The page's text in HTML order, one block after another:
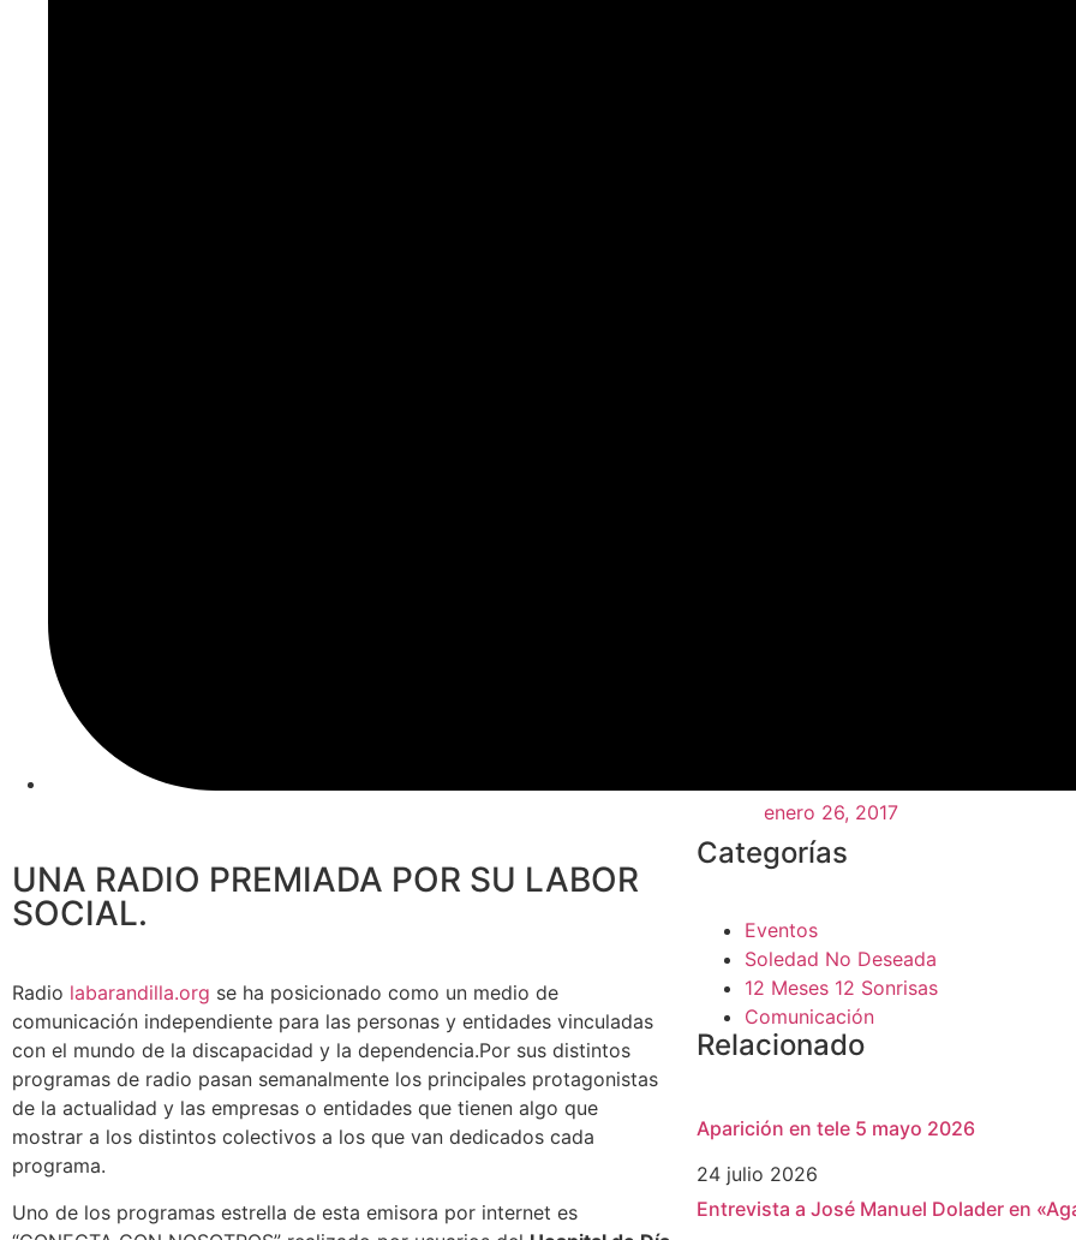
enero 26, 2017
UNA RADIO PREMIADA POR SU LABOR
SOCIAL.
Radio labarandilla.org se ha posicionado como un medio de
comunicación independiente para las personas y entidades vinculadas
con el mundo de la discapacidad y la dependencia.Por sus distintos
programas de radio pasan semanalmente los principales protagonistas
de la actualidad y las empresas o entidades que tienen algo que
mostrar a los distintos colectivos a los que van dedicados cada
programa.
Uno de los programas estrella de esta emisora por internet es
Categorías
Eventos
Soledad No Deseada
12 Meses 12 Sonrisas
Comunicación
Relacionado
Aparición en tele 5 mayo 2026
24 julio 2026
Entrevista a José Manuel Dolader en